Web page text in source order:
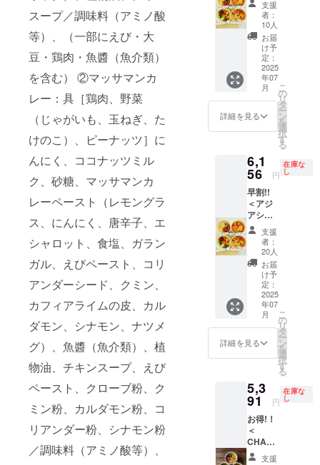
スープ／調味料（アミノ酸
等）、（一部にえび・大
豆・鶏肉・魚醬（魚介類）
を含む） ②マッサマンカ
レー：具［鶏肉、野菜
（じゃがいも、玉ねぎ、た
けのこ）、ピーナッツ］に
んにく、ココナッツミル
ク、砂糖、マッサマンカ
レーペースト（レモングラ
ス、にんにく、唐辛子、エ
シャロット、食塩、ガラン
ガル、えびペースト、コリ
アンダーシード、クミン、
カフィアライムの皮、カル
ダモン、シナモン、ナツメ
グ）、魚醬（魚介類）、植
物油、チキンスープ、えび
ペースト、クローブ粉、ク
ミン粉、カルダモン粉、コ
リアンダー粉、シナモン粉
／調味料（アミノ酸等）、
されま
す。 商
品開封
前には
必ずお
届けの
リター
ンに貼
付され
たラベ
ルや注
意書き
認下さ
い。
新商品
の原材
料につ
いては
本文を
参考に
して下
さい。
※具材の
種類は
変わる
可能性
ます。
※原材料
及び添
加物等
の食品
表示は
お届け
商品の
ラベル
に表記
されま
す。 商
品開封
前には
必ずお
届けの
リター
ンに貼
付され
ルや注
意書き
をご確
認下さ
い。
介のブ
イヤ
ベース
・8種野
菜のラ
タトュ
イユ ＜
クラフ
トスー
プC＞
・10種
野菜と
彩り椀
・京風
牛すじ
カレー
煮込み
・鶏団
子とニ
ラのス
タミナ
なべ ・
山椒香
る牛と
ときた
まご ※
新商品
の原材
料につ
いては
本文を
して下
さい。
※具材の
種類は
変わる
可能性
があり
認下さ
い。
ア ・魚
介のブ
イヤ
ベース
・8種野
菜のラ
タトュ
イユ ＜
クラフ
プC＞
・10種
彩り椀
・京風
牛すじ
カレー
煮込み
・鶏団
子とニ
ラのス
タミナ
なべ ・
山椒香
る牛と
ときた
まご ※
具材の
変わる
可能性
ます。
※クラフ
トスー
プの原
材料
は、HP
をご確
認くだ
ドゥ
シャン
ピニオ
ン ・チ
キンフ
リカッ
セク
リーム
＜クラ
フト
スープB
種野菜
と生姜
の彩り
椀 ・鯛
の和風
アクア
パッツ
ア ・魚
介のブ
イヤ
ベース
・8種野
菜のラ
タトュ
イユ ＜
トスー
プC＞
生姜の
彩り椀
・京風
牛すじ
カレー
煮込み
・鶏団
の食品
表示は
お届け
商品の
ラベル
に表記
されま
す。 商
品開封
前には
ンに貼
付され
たラベ
ルや注
意書き
をご確
認くだ
さい
さい。
※具材の
種類は
変わる
可能性
があり
ます。
※写真は
CUPに
入って
でのご
提供と
なりま
す。 ※
原材料
及び添
加物等
の食品
表示は
お届け
商品の
ラベル
に表記
されま
す。 商
品開封
前には
ンに貼
付され
ルや注
意書き
をご確
認くだ
（各1
個）＞
・グ
リーン
カレー
・マッ
サマン
カレー
・トム
ヤムク
ンラー
メン ・
ライス
※新商品
の原材
料につ
いては
本文を
参考に
して下
さい。
※具材の
種類は
変わる
可能性
があり
ます。
※原材料
及び添
お届け
商品の
ラベル
に表記
されま
す。 商
品開封
支援
者：
10人
お届
け予
定：
2025
年07
月
詳細を見る
こ
の
リ
タ
ー
ン
を
選
択
す
る
6,1
56 円
在庫な
し
早割!!
＜アジ
アシ
リー
ズ・8個
（各2
個）＞
・グ
リーン
カレー
・マッ
サマン
カレー
・トム
ヤムク
ンラー
ガパオ
ライス
※新商品
の原材
料につ
いては
本文を
支援
者：
20人
お届
け予
定：
2025
年07
月
詳細を見る
こ
の
リ
タ
ー
ン
を
選
択
す
る
5,3
91 円
在庫な
し
お得!！
＜
CHANT
MEAL
支援